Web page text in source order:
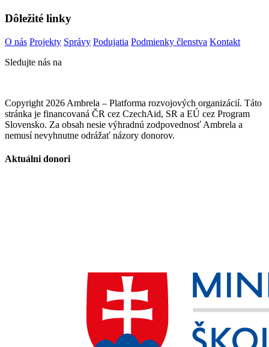
Dôležité linky
O nás Projekty Správy Podujatia Podmienky členstva Kontakt
Sledujte nás na
Copyright 2026 Ambrela – Platforma rozvojových organizácií. Táto
stránka je financovaná ČR cez CzechAid, SR a EÚ cez Program
Slovensko. Za obsah nesie výhradnú zodpovednosť Ambrela a
nemusí nevyhnutne odrážať názory donorov.
Aktuálni donori